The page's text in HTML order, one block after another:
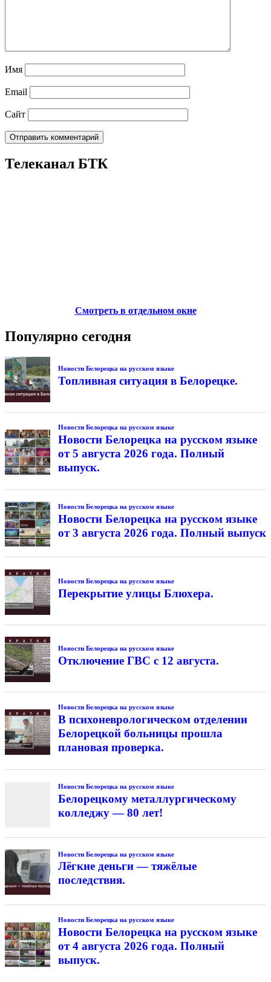
Имя
Email
Сайт
Телеканал БТК
Смотреть в отдельном окне
Популярно сегодня
Новости Белорецка на русском языке
Топливная ситуация в Белорецке.
Новости Белорецка на русском языке
Новости Белорецка на русском языке
от 5 августа 2026 года. Полный
выпуск.
Новости Белорецка на русском языке
Новости Белорецка на русском языке
от 3 августа 2026 года. Полный выпуск
Новости Белорецка на русском языке
Перекрытие улицы Блюхера.
Новости Белорецка на русском языке
Отключение ГВС с 12 августа.
Новости Белорецка на русском языке
В психоневрологическом отделении
Белорецкой больницы прошла
плановая проверка.
Новости Белорецка на русском языке
Белорецкому металлургическому
колледжу — 80 лет!
Новости Белорецка на русском языке
Лёгкие деньги — тяжёлые
последствия.
Новости Белорецка на русском языке
Новости Белорецка на русском языке
от 4 августа 2026 года. Полный
выпуск.